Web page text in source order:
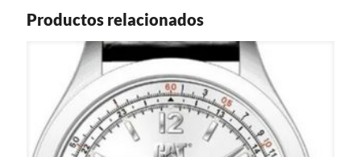
Productos relacionados